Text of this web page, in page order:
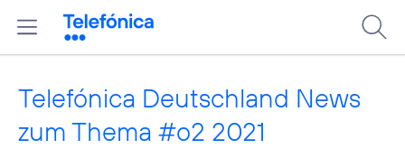
Telefónica Deutschland News
zum Thema #o2 2021